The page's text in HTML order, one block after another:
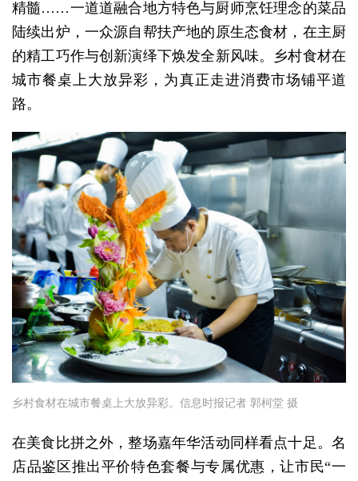
精髓……一道道融合地方特色与厨师烹饪理念的菜品
陆续出炉，一众源自帮扶产地的原生态食材，在主厨
的精工巧作与创新演绎下焕发全新风味。乡村食材在
城市餐桌上大放异彩，为真正走进消费市场铺平道
路。
乡村食材在城市餐桌上大放异彩。信息时报记者 郭柯堂 摄
在美食比拼之外，整场嘉年华活动同样看点十足。名
店品鉴区推出平价特色套餐与专属优惠，让市民“一